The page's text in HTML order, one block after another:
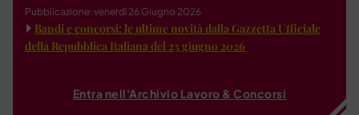
Pubblicazione: venerdì 26 Giugno 2026
Bandi e concorsi: le ultime novità dalla Gazzetta Ufficiale
della Repubblica Italiana del 23 giugno 2026
Entra nell'Archivio Lavoro & Concorsi